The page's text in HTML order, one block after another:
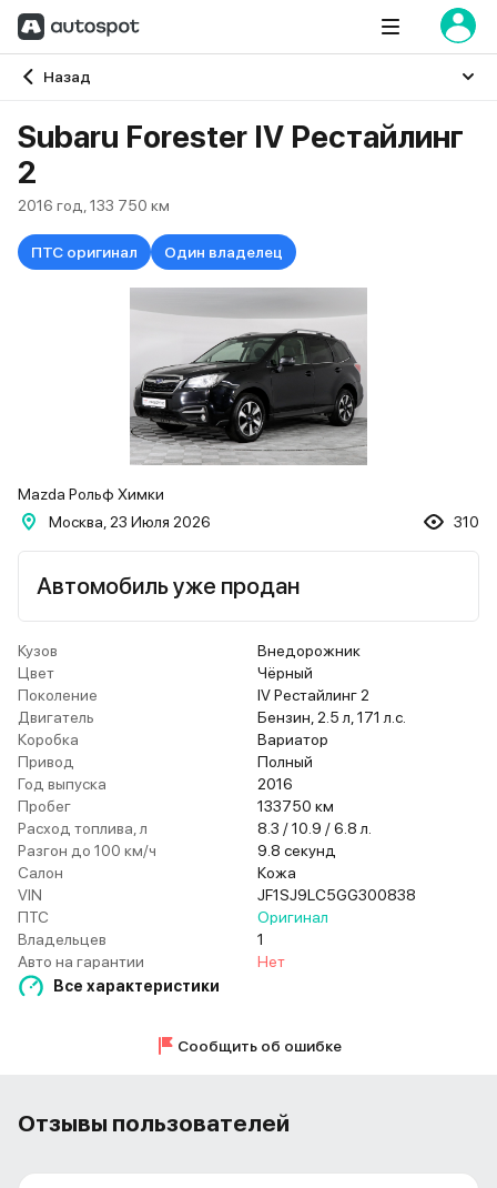
Назад
Главная
Subaru Forester IV Рестайлинг
2
2016 год, 133 750 км
ПТС оригинал Один владелец
Mazda Рольф Химки
Москва, 23 Июля 2026
310
Автомобиль уже продан
Кузов
Внедорожник
Цвет
Чёрный
Поколение
IV Рестайлинг 2
Двигатель
Бензин, 2.5 л, 171 л.с.
Коробка
Вариатор
Привод
Полный
Год выпуска
2016
Пробег
133750 км
Расход топлива, л
8.3 / 10.9 / 6.8 л.
Разгон до 100 км/ч
9.8 секунд
Салон
Кожа
VIN
JF1SJ9LC5GG300838
ПТС
Оригинал
Владельцев
1
Авто на гарантии
Нет
Все характеристики
Сообщить об ошибке
Отзывы пользователей